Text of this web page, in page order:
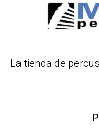
La tienda de